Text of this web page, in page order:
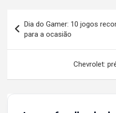
navigation
Dia do Gamer: 10 jogos
para a ocasião
Chevrolet: